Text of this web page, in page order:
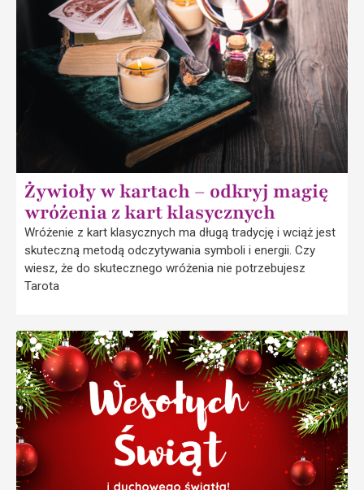
Żywioły w kartach – odkryj magię
wróżenia z kart klasycznych
Wróżenie z kart klasycznych ma długą tradycję i wciąż jest
skuteczną metodą odczytywania symboli i energii. Czy
wiesz, że do skutecznego wróżenia nie potrzebujesz
Tarota